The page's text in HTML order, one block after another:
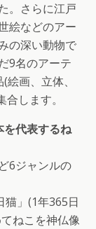
。さらに江戸
絵などのアー
の深い動物で
9名のアーテ
画、立体、
します。
を代表するね
6ジャンルの
猫」(1年365日
ねこを神仏像